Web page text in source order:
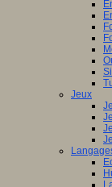
Jeux